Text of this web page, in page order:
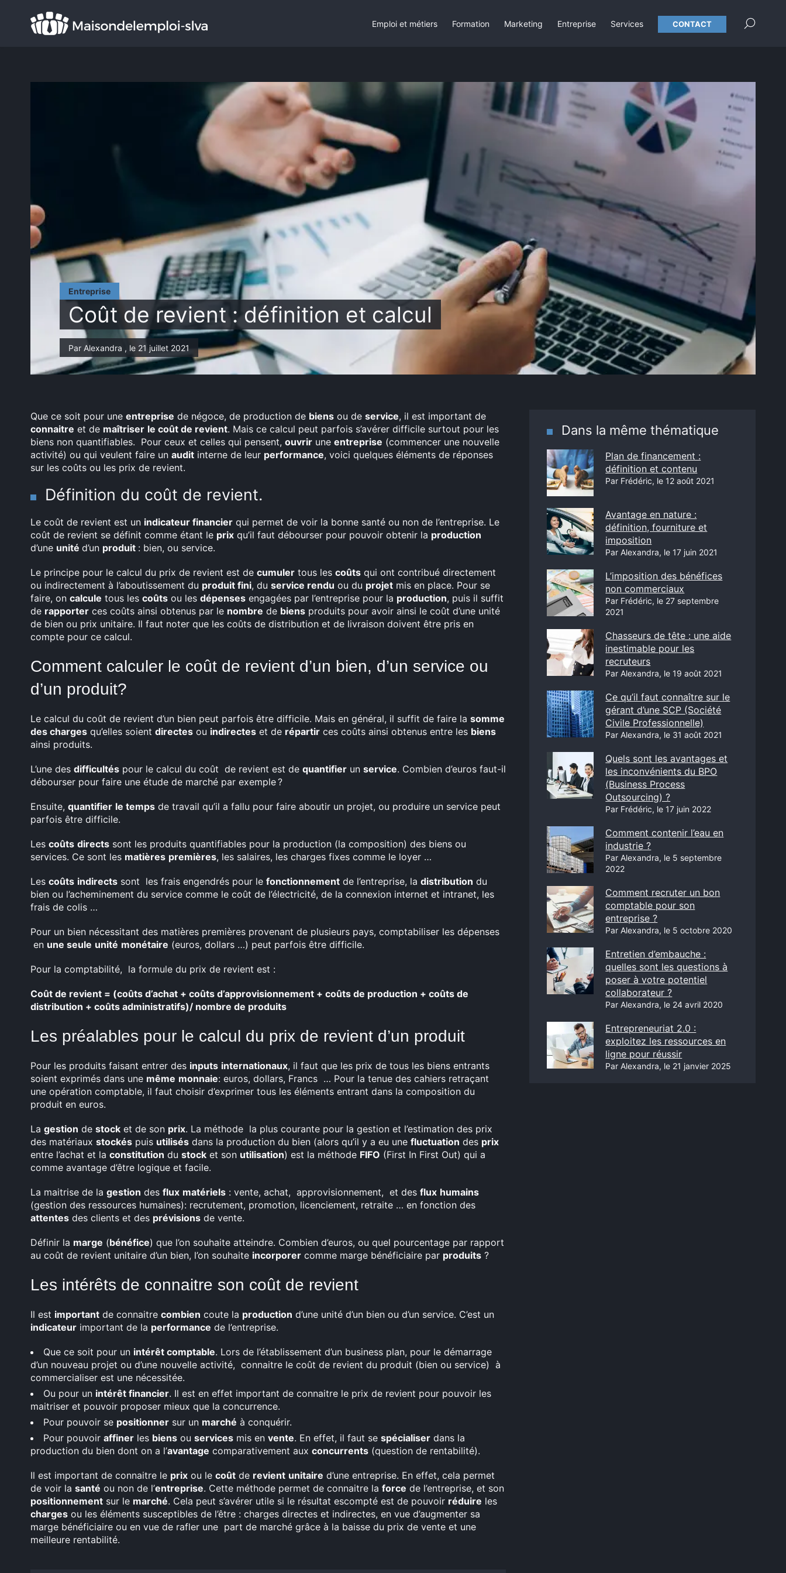
Entreprise
Coût de revient : définition et calcul
Par Alexandra , le 21 juillet 2021
Que ce soit pour une entreprise de négoce, de production de biens ou de service, il est important de
connaitre et de maîtriser le coût de revient. Mais ce calcul peut parfois s’avérer difficile surtout pour les
biens non quantifiables. Pour ceux et celles qui pensent, ouvrir une entreprise (commencer une nouvelle
activité) ou qui veulent faire un audit interne de leur performance, voici quelques éléments de réponses
sur les coûts ou les prix de revient.
Définition du coût de revient.
Le coût de revient est un indicateur financier qui permet de voir la bonne santé ou non de l’entreprise. Le
coût de revient se définit comme étant le prix qu’il faut débourser pour pouvoir obtenir la production
d’une unité d’un produit : bien, ou service.
Le principe pour le calcul du prix de revient est de cumuler tous les coûts qui ont contribué directement
ou indirectement à l’aboutissement du produit fini, du service rendu ou du projet mis en place. Pour se
faire, on calcule tous les coûts ou les dépenses engagées par l’entreprise pour la production, puis il suffit
de rapporter ces coûts ainsi obtenus par le nombre de biens produits pour avoir ainsi le coût d’une unité
de bien ou prix unitaire. Il faut noter que les coûts de distribution et de livraison doivent être pris en
compte pour ce calcul.
Comment calculer le coût de revient d’un bien, d’un service ou
d’un produit?
Le calcul du coût de revient d’un bien peut parfois être difficile. Mais en général, il suffit de faire la somme
des charges qu’elles soient directes ou indirectes et de répartir ces coûts ainsi obtenus entre les biens
ainsi produits.
L’une des difficultés pour le calcul du coût de revient est de quantifier un service. Combien d’euros faut-il
débourser pour faire une étude de marché par exemple ?
Ensuite, quantifier le temps de travail qu’il a fallu pour faire aboutir un projet, ou produire un service peut
parfois être difficile.
Les coûts directs sont les produits quantifiables pour la production (la composition) des biens ou
services. Ce sont les matières premières, les salaires, les charges fixes comme le loyer …
Les coûts indirects sont les frais engendrés pour le fonctionnement de l’entreprise, la distribution du
bien ou l’acheminement du service comme le coût de l’électricité, de la connexion internet et intranet, les
frais de colis …
Pour un bien nécessitant des matières premières provenant de plusieurs pays, comptabiliser les dépenses
en une seule unité monétaire (euros, dollars …) peut parfois être difficile.
Pour la comptabilité, la formule du prix de revient est :
Coût de revient = (coûts d’achat + coûts d’approvisionnement + coûts de production + coûts de
distribution + coûts administratifs)/ nombre de produits
Les préalables pour le calcul du prix de revient d’un produit
Pour les produits faisant entrer des inputs internationaux, il faut que les prix de tous les biens entrants
soient exprimés dans une même monnaie: euros, dollars, Francs … Pour la tenue des cahiers retraçant
une opération comptable, il faut choisir d’exprimer tous les éléments entrant dans la composition du
produit en euros.
La gestion de stock et de son prix. La méthode la plus courante pour la gestion et l’estimation des prix
des matériaux stockés puis utilisés dans la production du bien (alors qu’il y a eu une fluctuation des prix
entre l’achat et la constitution du stock et son utilisation) est la méthode FIFO (First In First Out) qui a
comme avantage d’être logique et facile.
La maitrise de la gestion des flux matériels : vente, achat, approvisionnement, et des flux humains
(gestion des ressources humaines): recrutement, promotion, licenciement, retraite … en fonction des
attentes des clients et des prévisions de vente.
Définir la marge (bénéfice) que l’on souhaite atteindre. Combien d’euros, ou quel pourcentage par rapport
au coût de revient unitaire d’un bien, l’on souhaite incorporer comme marge bénéficiaire par produits ?
Les intérêts de connaitre son coût de revient
Il est important de connaitre combien coute la production d’une unité d’un bien ou d’un service. C’est un
indicateur important de la performance de l’entreprise.
Que ce soit pour un intérêt comptable. Lors de l’établissement d’un business plan, pour le démarrage
d’un nouveau projet ou d’une nouvelle activité, connaitre le coût de revient du produit (bien ou service) à
commercialiser est une nécessitée.
Ou pour un intérêt financier. Il est en effet important de connaitre le prix de revient pour pouvoir les
maitriser et pouvoir proposer mieux que la concurrence.
Pour pouvoir se positionner sur un marché à conquérir.
Pour pouvoir affiner les biens ou services mis en vente. En effet, il faut se spécialiser dans la
production du bien dont on a l’avantage comparativement aux concurrents (question de rentabilité).
Il est important de connaitre le prix ou le coût de revient unitaire d’une entreprise. En effet, cela permet
de voir la santé ou non de l’entreprise. Cette méthode permet de connaitre la force de l’entreprise, et son
positionnement sur le marché. Cela peut s’avérer utile si le résultat escompté est de pouvoir réduire les
charges ou les éléments susceptibles de l’être : charges directes et indirectes, en vue d’augmenter sa
marge bénéficiaire ou en vue de rafler une part de marché grâce à la baisse du prix de vente et une
meilleure rentabilité.
Dans la même thématique
Plan de financement :
définition et contenu
Par Frédéric, le 12 août 2021
Avantage en nature :
définition, fourniture et
imposition
Par Alexandra, le 17 juin 2021
L’imposition des bénéfices
non commerciaux
Par Frédéric, le 27 septembre
2021
Chasseurs de tête : une aide
inestimable pour les
recruteurs
Par Alexandra, le 19 août 2021
Ce qu’il faut connaître sur le
gérant d’une SCP (Société
Civile Professionnelle)
Par Alexandra, le 31 août 2021
Quels sont les avantages et
les inconvénients du BPO
(Business Process
Outsourcing) ?
Par Frédéric, le 17 juin 2022
Comment contenir l’eau en
industrie ?
Par Alexandra, le 5 septembre
2022
Comment recruter un bon
comptable pour son
entreprise ?
Par Alexandra, le 5 octobre 2020
Entretien d’embauche :
quelles sont les questions à
poser à votre potentiel
collaborateur ?
Par Alexandra, le 24 avril 2020
Entrepreneuriat 2.0 :
exploitez les ressources en
ligne pour réussir
Par Alexandra, le 21 janvier 2025
Emploi et métiers Formation Marketing Entreprise Services CONTACT